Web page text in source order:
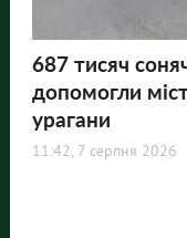
687 тисяч
допомогли
урагани
11:42, 7 серпня 2026